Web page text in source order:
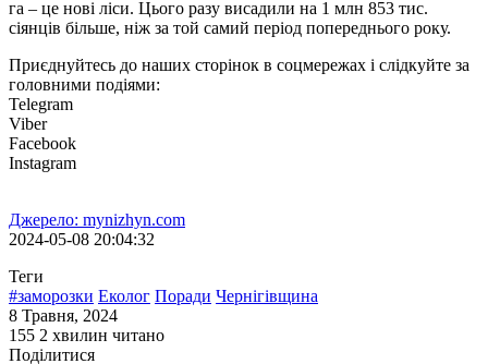
га – це нові ліси. Цього разу висадили на 1 млн 853 тис.
сіянців більше, ніж за той самий період попереднього року.
Приєднуйтесь до наших сторінок в соцмережах і слідкуйте за
головними подіями:
Telegram
Viber
Facebook
Instagram
Джерело: mynizhyn.com
2024-05-08 20:04:32
Теги
#заморозки Еколог Поради Чернігівщина
8 Травня, 2024
155 2 хвилин читано
Поділитися